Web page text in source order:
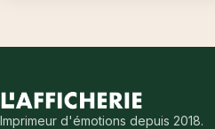
Imprimeur d'émotions depuis 2018.